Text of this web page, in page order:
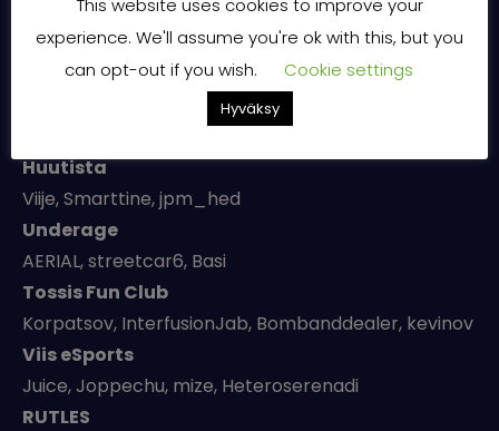
Lusse, Sotturo, Otto, Styx
Silent
Gokkeli, Santa, Metamelphoric
Huutista
Viije, Smarttine, jpm_hed
Underage
AERIAL, streetcar6, Basi
Tossis Fun Club
Korpatsov, InterfusionJab, Bombanddealer, kevinov
Viis eSports
Juice, Joppechu, mize, Heteroserenadi
RUTLES
This website uses cookies to improve your
experience. We'll assume you're ok with this, but you
can opt-out if you wish.
Cookie settings
Hyväksy